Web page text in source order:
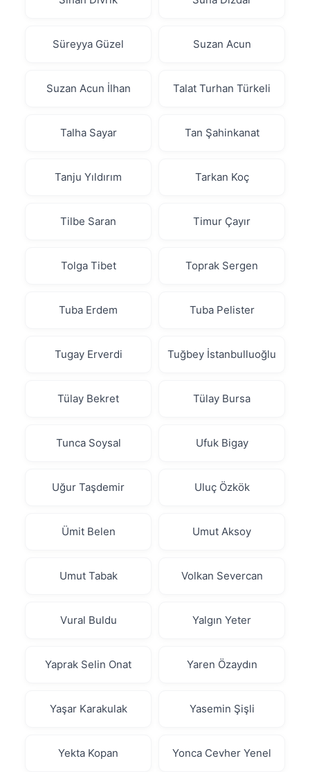
Süreyya Güzel Suzan Acun
Suzan Acun İlhan Talat Turhan Türkeli
Talha Sayar Tan Şahinkanat
Tanju Yıldırım Tarkan Koç
Tilbe Saran Timur Çayır
Tolga Tibet Toprak Sergen
Tuba Erdem Tuba Pelister
Tugay Erverdi Tuğbey İstanbulluoğlu
Tülay Bekret Tülay Bursa
Tunca Soysal Ufuk Bigay
Uğur Taşdemir Uluç Özkök
Ümit Belen Umut Aksoy
Umut Tabak Volkan Severcan
Vural Buldu Yalgın Yeter
Yaprak Selin Onat Yaren Özaydın
Yaşar Karakulak Yasemin Şişli
Yekta Kopan Yonca Cevher Yenel